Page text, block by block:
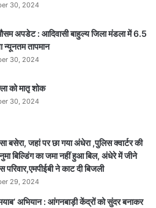
30, 2024
अपडेट : आदिवासी बाहुल्य जिला मंडला में 6.5
न्यूनतम तापमान
30, 2024
को मातृ शोक
30, 2024
बसेरा, जहां पर छा गया अंधेरा ,पुलिस क्वार्टर की
बिल्डिंग का जमा नहीं हुआ बिल, अंधेरे में जीने
ने काट दी बिजली
29, 2024
अभियान : आंगनबाड़ी केंद्रों को सुंदर बनाकर